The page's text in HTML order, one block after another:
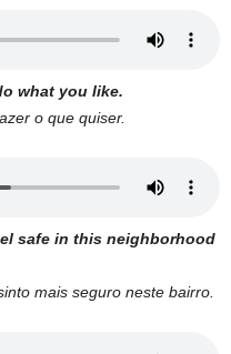
what you like.
o que quiser.
safe in this neighborhood
mais seguro neste bairro.